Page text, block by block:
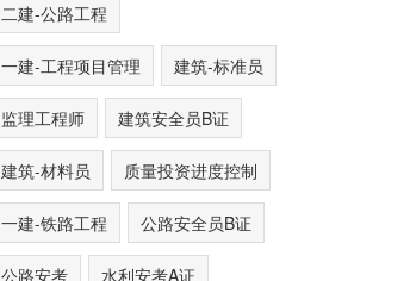
二建-公路工程
一建-工程项目管理 建筑-标准员
监理工程师 建筑安全员B证
建筑-材料员 质量投资进度控制
一建-铁路工程 公路安全员B证
公路安考 水利安考A证